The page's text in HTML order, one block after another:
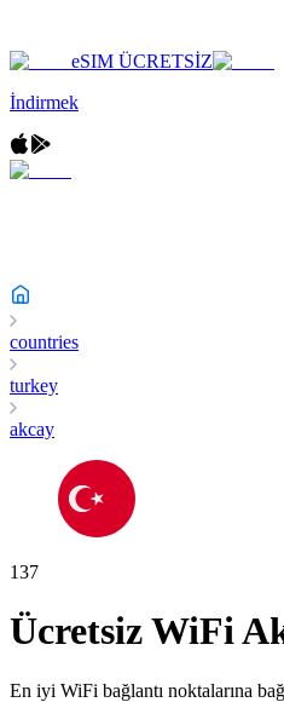
eSIM ÜCRETSİZ
İndirmek
countries
turkey
akcay
137
Ücretsiz WiFi
En iyi WiFi bağlantı noktalarına